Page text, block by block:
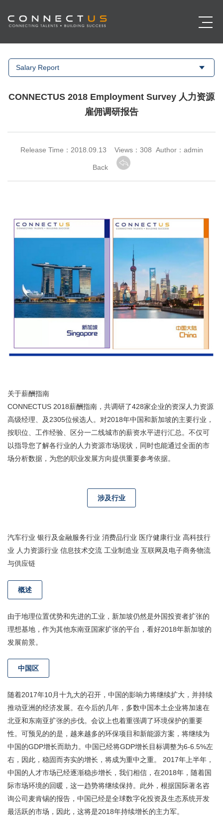
Salary Report
CONNECTUS 2018 Employment Survey 人力资源
雇佣调研报告
Release Time：2018.09.13 Views： 308 Author：admin
Back
关于薪酬指南
CONNECTUS 2018薪酬指南，共调研了428家企业的资深人力资源
高级经理、及2305位候选人。对2018年中国和新加坡的主要行业，
按职位、工作经验、区分一二线城市的薪资水平进行汇总。不仅可
以指导您了解各行业的人力资源市场现状，同时也能通过全面的市
场分析数据，为您的职业发展方向提供重要参考依据。
涉及行业
汽车行业 银行及金融服务行业 消费品行业 医疗健康行业 高科技行
业 人力资源行业 信息技术交流 工业制造业 互联网及电子商务物流
与供应链
概述
由于地理位置优势和先进的工业，新加坡仍然是外国投资者扩张的
理想基地，作为其他东南亚国家扩张的平台，看好2018年新加坡的
发展前景。
中国区
随着2017年10月十九大的召开，中国的影响力将继续扩大，并持续
推动亚洲的经济发展。在今后的几年，多数中国本土企业将加速在
北亚和东南亚扩张的步伐。会议上也着重强调了环境保护的重要
性。可预见的的是，越来越多的环保项目和新能源方案，将继续为
中国的GDP增长而助力。中国已经将GDP增长目标调整为6-6.5%左
右，因此，稳固而夯实的增长，将成为重中之重。 2017年上半年，
中国的人才市场已经逐渐稳步增长，我们相信，在2018年，随着国
际市场环境的回暖，这一趋势将继续保持。此外，根据国际著名咨
询公司麦肯锡的报告，中国已经是全球数字化投资及生态系统开发
最活跃的市场，因此，这将是2018年持续增长的主力军。